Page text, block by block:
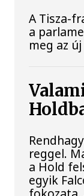
A Tisza-
a
meg az
reggel.
a Hold
egyik